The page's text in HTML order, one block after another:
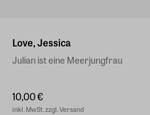
Love, Jessica
Julian ist eine Meerjungfrau
10,00 €
inkl. MwSt. zzgl. Versand